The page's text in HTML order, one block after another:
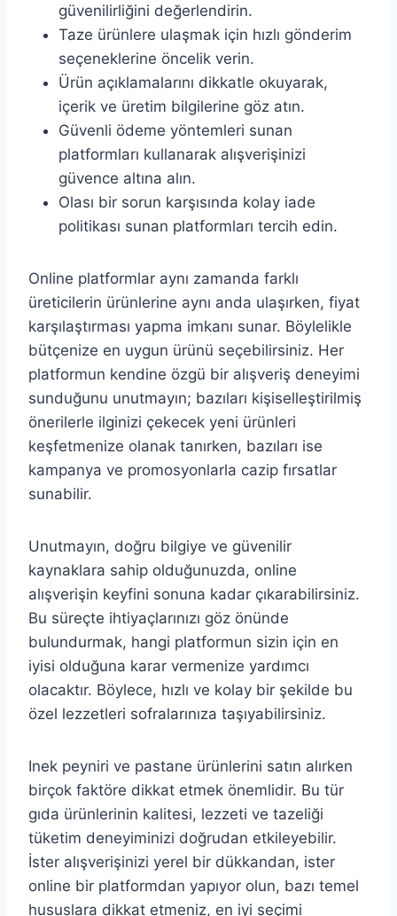
güvenilirliğini değerlendirin.
Taze ürünlere ulaşmak için hızlı gönderim
seçeneklerine öncelik verin.
Ürün açıklamalarını dikkatle okuyarak,
içerik ve üretim bilgilerine göz atın.
Güvenli ödeme yöntemleri sunan
platformları kullanarak alışverişinizi
güvence altına alın.
Olası bir sorun karşısında kolay iade
politikası sunan platformları tercih edin.
Online platformlar aynı zamanda farklı
üreticilerin ürünlerine aynı anda ulaşırken, fiyat
karşılaştırması yapma imkanı sunar. Böylelikle
bütçenize en uygun ürünü seçebilirsiniz. Her
platformun kendine özgü bir alışveriş deneyimi
sunduğunu unutmayın; bazıları kişiselleştirilmiş
önerilerle ilginizi çekecek yeni ürünleri
keşfetmenize olanak tanırken, bazıları ise
kampanya ve promosyonlarla cazip fırsatlar
sunabilir.
Unutmayın, doğru bilgiye ve güvenilir
kaynaklara sahip olduğunuzda, online
alışverişin keyfini sonuna kadar çıkarabilirsiniz.
Bu süreçte ihtiyaçlarınızı göz önünde
bulundurmak, hangi platformun sizin için en
iyisi olduğuna karar vermenize yardımcı
olacaktır. Böylece, hızlı ve kolay bir şekilde bu
özel lezzetleri sofralarınıza taşıyabilirsiniz.
Inek peyniri ve pastane ürünlerini satın alırken
birçok faktöre dikkat etmek önemlidir. Bu tür
gıda ürünlerinin kalitesi, lezzeti ve tazeliği
tüketim deneyiminizi doğrudan etkileyebilir.
İster alışverişinizi yerel bir dükkandan, ister
online bir platformdan yapıyor olun, bazı temel
hususlara dikkat etmeniz, en iyi seçimi